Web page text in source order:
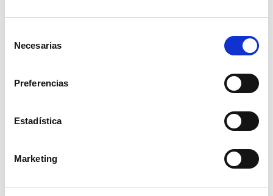
Necesarias
Preferencias
Estadística
Marketing